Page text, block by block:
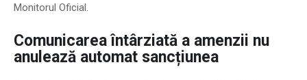
Monitorul Oficial.
Comunicarea întârziată a amenzii nu
anulează automat sancțiunea